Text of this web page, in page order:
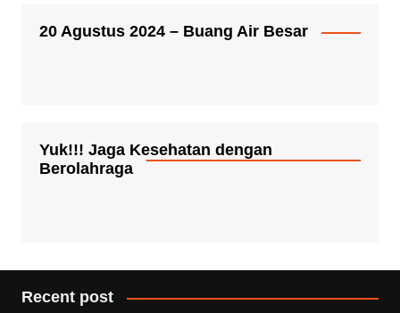
20 Agustus 2024 – Buang Air Besar
Yuk!!! Jaga Kesehatan dengan
Berolahraga
Recent post